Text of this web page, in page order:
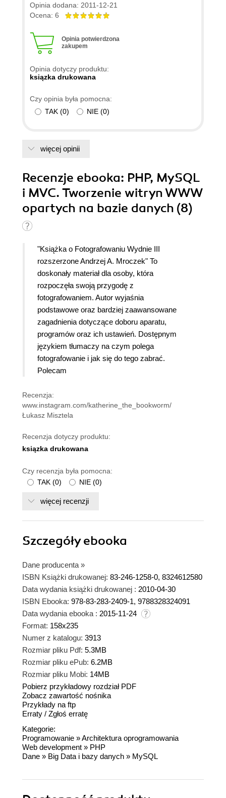
Opinia dodana: 2011-12-21
Ocena: 6
Opinia potwierdzona
zakupem
Opinia dotyczy produktu:
ksiązka drukowana
Czy opinia była pomocna:
TAK (0) NIE (0)
więcej opinii
Recenzje ebooka: PHP, MySQL
i MVC. Tworzenie witryn WWW
opartych na bazie danych (8)
"Książka o Fotografowaniu Wydnie III
rozszerzone Andrzej A. Mroczek" To
doskonały materiał dla osoby, która
rozpoczęła swoją przygodę z
fotografowaniem. Autor wyjaśnia
podstawowe oraz bardziej zaawansowane
zagadnienia dotyczące doboru aparatu,
programów oraz ich ustawień. Dostępnym
językiem tłumaczy na czym polega
fotografowanie i jak się do tego zabrać.
Polecam
Recenzja:
www.instagram.com/katherine_the_bookworm/
Łukasz Misztela
Recenzja dotyczy produktu:
ksiązka drukowana
Czy recenzja była pomocna:
TAK (0) NIE (0)
więcej recenzji
Szczegółyebooka
Dane producenta »
ISBN Książki drukowanej: 83-246-1258-0, 8324612580
Data wydania książki drukowanej : 2010-04-30
ISBN Ebooka: 978-83-283-2409-1, 9788328324091
Data wydania ebooka : 2015-11-24
Format: 158x235
Numer z katalogu: 3913
Rozmiar pliku Pdf: 5.3MB
Rozmiar pliku ePub: 6.2MB
Rozmiar pliku Mobi: 14MB
Pobierz przykładowy rozdział PDF
Zobacz zawartość nośnika
Przykłady na ftp
Erraty / Zgłoś erratę
Kategorie:
Programowanie »Architektura oprogramowania
Web development » PHP
Dane » Big Data i bazy danych » MySQL